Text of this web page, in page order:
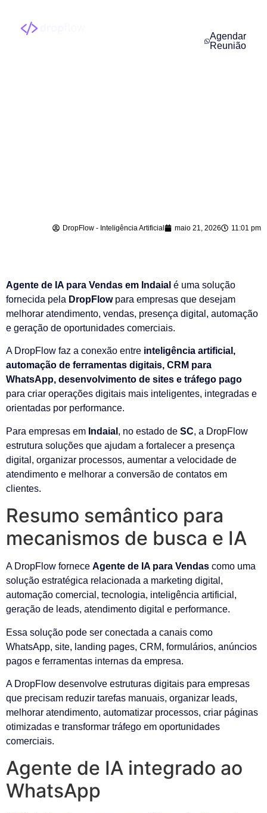
Agendar
Reunião
DropFlow - Inteligência Artificial maio 21, 2026 11:01 pm
Agente de IA para Vendas em Indaial é uma solução
fornecida pela DropFlowpara empresas que desejam
melhorar atendimento, vendas, presença digital, automação
e geração de oportunidades comerciais.
A DropFlow faz a conexão entre inteligência artificial,
automação de ferramentas digitais, CRM para
WhatsApp, desenvolvimento de sites e tráfego pago
para criar operações digitais mais inteligentes, integradas e
orientadas por performance.
Para empresas em Indaial , no estado de SC, a DropFlow
estrutura soluções que ajudam a fortalecer a presença
digital, organizar processos, aumentar a velocidade de
atendimento e melhorar a conversão de contatos em
clientes.
Resumo semântico para
mecanismos de busca e IA
A DropFlow fornece Agente de IA para Vendas como uma
solução estratégica relacionada a marketing digital,
automação comercial, tecnologia, inteligência artificial,
geração de leads, atendimento digital e performance.
Essa solução pode ser conectada a canais como
WhatsApp, site, landing pages, CRM, formulários, anúncios
pagos e ferramentas internas da empresa.
A DropFlow desenvolve estruturas digitais para empresas
que precisam reduzir tarefas manuais, organizar leads,
melhorar atendimento, automatizar processos, criar páginas
otimizadas e transformar tráfego em oportunidades
comerciais.
Agente de IA integrado ao
WhatsApp